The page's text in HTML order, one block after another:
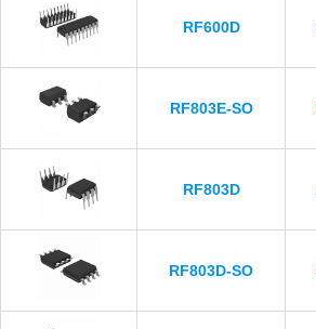
RF600D
RF803E-SO
RF803D
RF803D-SO